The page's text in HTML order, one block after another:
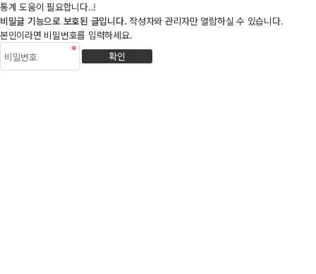
통계 도움이 필요합니다..!
비밀글 기능으로 보호된 글입니다. 작성자와 관리자만 열람하실 수 있습니다.
본인이라면 비밀번호를 입력하세요.